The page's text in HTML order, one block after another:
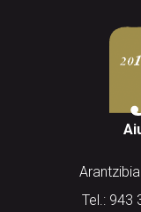
Tel.: 943